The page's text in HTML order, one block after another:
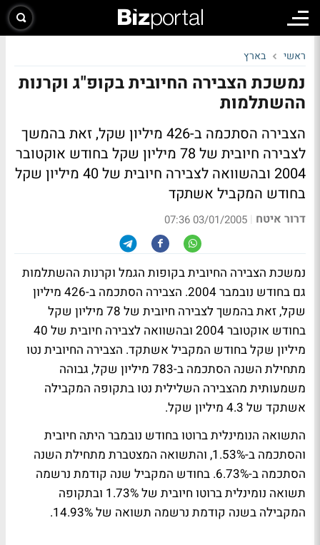
ראשי בארץ
נמשכת הצבירה החיובית בקופ"ג וקרנות
ההשתלמות
הצבירה הסתכמה ב-426 מיליון שקל, זאת בהמשך
לצבירה חיובית של 78 מיליון שקל בחודש אוקטובר
2004 ובהשוואה לצבירה חיובית של 40 מיליון שקל
בחודש המקביל אשתקד
דרור איטח |
03/01/2005 07:36
נמשכת הצבירה החיובית בקופות הגמל וקרנות ההשתלמות
גם בחודש נובמבר 2004. הצבירה הסתכמה ב-426 מיליון
שקל, זאת בהמשך לצבירה חיובית של 78 מיליון שקל
בחודש אוקטובר 2004 ובהשוואה לצבירה חיובית של 40
מיליון שקל בחודש המקביל אשתקד. הצבירה החיובית נטו
מתחילת השנה הסתכמה ב-783 מיליון שקל, גבוהה
משמעותית מהצבירה השלילית נטו בתקופה המקבילה
אשתקד של 4.3 מיליון שקל.
התשואה הנומינלית ברוטו בחודש נובמבר היתה חיובית
והסתכמה ב-1.53%, והתשואה המצטברת מתחילת השנה
הסתכמה ב-6.73%. בחודש המקביל שנה קודמת נרשמה
תשואה נומינלית ברוטו חיובית של 1.73% ובתקופה
המקבילה בשנה קודמת נרשמה תשואה של 14.93%.